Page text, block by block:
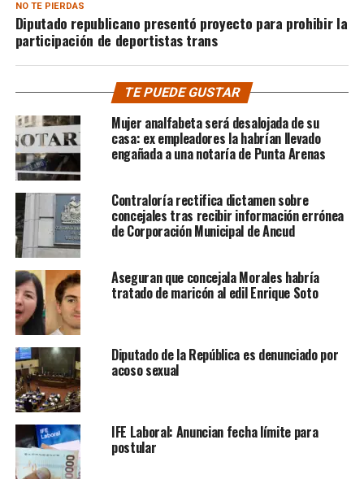
NO TE PIERDAS
Diputado republicano presentó proyecto para prohibir la
participación de deportistas trans
TE PUEDE GUSTAR
Mujer analfabeta será desalojada de su
casa: ex empleadores la habrían llevado
engañada a una notaría de Punta Arenas
Contraloría rectifica dictamen sobre
concejales tras recibir información errónea
de Corporación Municipal de Ancud
Aseguran que concejala Morales habría
tratado de maricón al edil Enrique Soto
Diputado de la República es denunciado por
acoso sexual
IFE Laboral: Anuncian fecha límite para
postular